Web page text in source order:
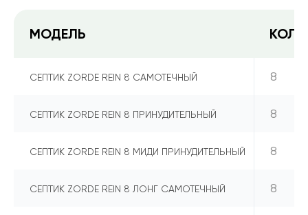
МОДЕЛЬ
СЕПТИК ZORDE REIN 8 САМОТЕЧНЫЙ 8
СЕПТИК ZORDE REIN 8 ПРИНУДИТЕЛЬНЫЙ 8
СЕПТИК ZORDE REIN 8 МИДИ ПРИНУДИТЕЛЬНЫЙ 8
СЕПТИК ZORDE REIN 8 ЛОНГ САМОТЕЧНЫЙ 8